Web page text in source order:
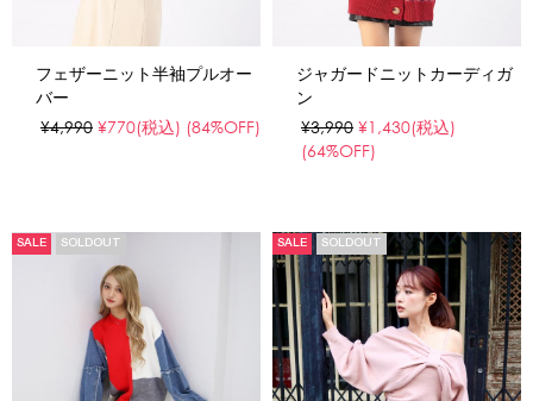
フェザーニット半袖プルオー
バー
¥4,990 ¥770(税込) (84%OFF)
ジャガードニットカーディガ
ン
¥3,990 ¥1,430(税込)
(64%OFF)
SALE SOLDOUT SALE SOLDOUT